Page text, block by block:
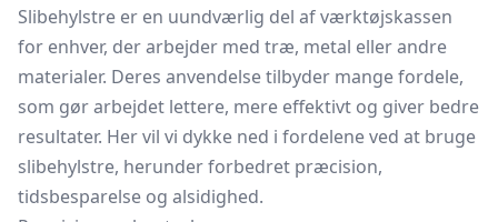
Slibehylstre er en uundværlig del af værktøjskassen
for enhver, der arbejder med træ, metal eller andre
materialer. Deres anvendelse tilbyder mange fordele,
som gør arbejdet lettere, mere effektivt og giver bedre
resultater. Her vil vi dykke ned i fordelene ved at bruge
slibehylstre, herunder forbedret præcision,
tidsbesparelse og alsidighed.